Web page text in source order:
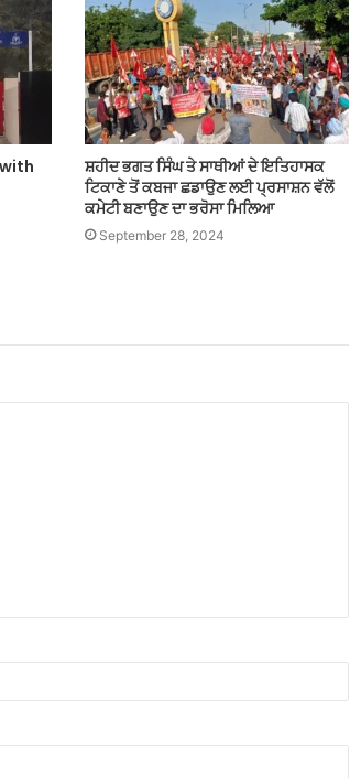
ਸ਼ਹੀਦ ਭਗਤ ਸਿੰਘ ਤੇ ਸਾਥੀਆਂ ਦੇ ਇਤਿਹਾਸਕ
ਟਿਕਾਣੇ ਤੋਂ ਕਬਜਾ ਛਡਾਉਣ ਲਈ ਪ੍ਰਸਾਸ਼ਨ ਵੱਲੋਂ
ਕਮੇਟੀ ਬਣਾਉਣ ਦਾ ਭਰੋਸਾ ਮਿਲਿਆ
September 28, 2024